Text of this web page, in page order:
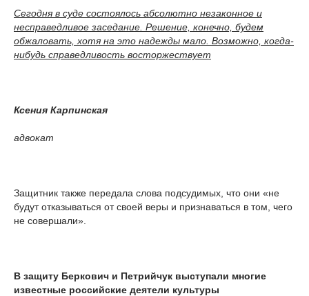
Сегодня в суде состоялось абсолютно незаконное и
несправедливое заседание. Решение, конечно, будем
обжаловать, хотя на это надежды мало. Возможно, когда-
нибудь справедливость восторжествует
Ксения Карпинская
адвокат
Защитник также передала слова подсудимых, что они «не
будут отказываться от своей веры и признаваться в том, чего
не совершали».
В защиту Беркович и Петрийчук выступали многие
известные российские деятели культуры